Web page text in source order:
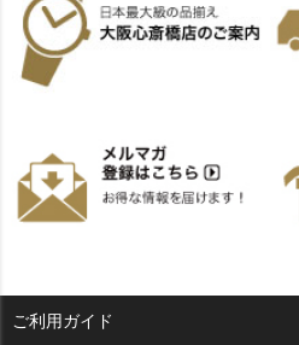
ご利用ガイド